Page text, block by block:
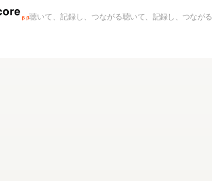
β β聴いて、記録し、つながる聴いて、記録し、つながる